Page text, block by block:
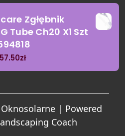
Zgłębnik
Tube Ch20 X1 Szt
zł
| Powered
Coach